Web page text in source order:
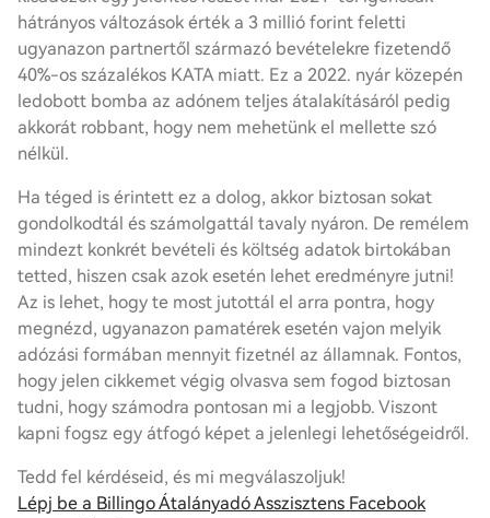
hátrányos változások érték a 3 millió forint feletti
ugyanazon partnertől származó bevételekre fizetendő
40%-os százalékos KATA miatt. Ez a 2022. nyár közepén
ledobott bomba az adónem teljes átalakításáról pedig
akkorát robbant, hogy nem mehetünk el mellette szó
nélkül.
Ha téged is érintett ez a dolog, akkor biztosan sokat
gondolkodtál és számolgattál tavaly nyáron. De remélem
mindezt konkrét bevételi és költség adatok birtokában
tetted, hiszen csak azok esetén lehet eredményre jutni!
Az is lehet, hogy te most jutottál el arra pontra, hogy
megnézd, ugyanazon pamatérek esetén vajon melyik
adózási formában mennyit fizetnél az államnak. Fontos,
hogy jelen cikkemet végig olvasva sem fogod biztosan
tudni, hogy számodra pontosan mi a legjobb. Viszont
kapni fogsz egy átfogó képet a jelenlegi lehetőségeidről.
Tedd fel kérdéseid, és mi megválaszoljuk!
Lépj be a Billingo Átalányadó Asszisztens Facebook